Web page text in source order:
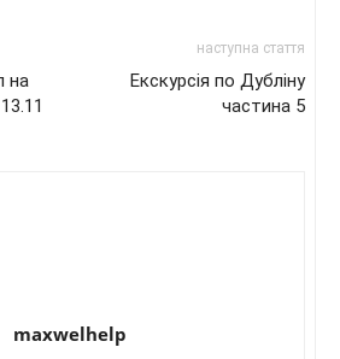
на
наступна стаття
Екскурсія по Дубліну
частина 5
maxwelhelp